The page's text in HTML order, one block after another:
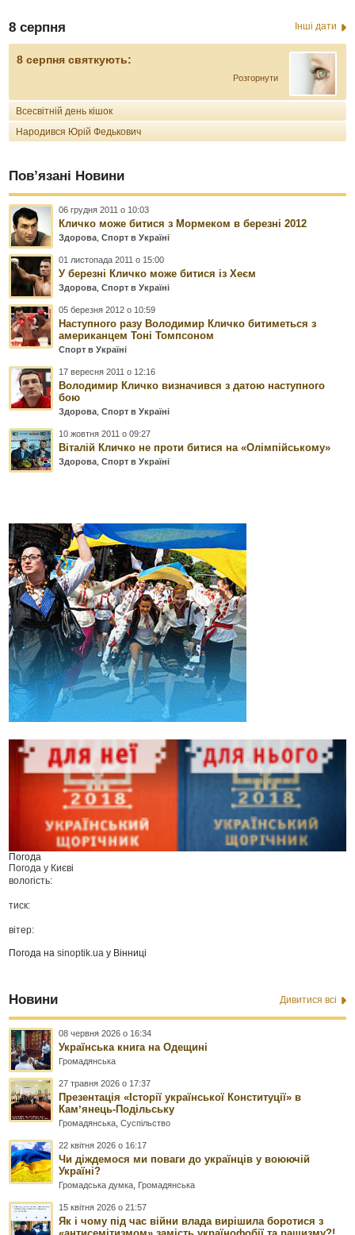
8 серпня Інші дати
8 серпня святкують:
Розгорнути
Всесвітній день кішок
Народився Юрій Федькович
Пов’язані Новини
06 грудня 2011 о 10:03
Кличко може битися з Мормеком в березні 2012
Здорова ,Спорт в Україні
01 листопада 2011 о 15:00
У березні Кличко може битися із Хеєм
Здорова ,Спорт в Україні
05 березня 2012 о 10:59
Наступного разу Володимир Кличко битиметься з
американцем Тоні Томпсоном
Спорт в Україні
17 вересня 2011 о 12:16
Володимир Кличко визначився з датою наступного
бою
Здорова ,Спорт в Україні
10 жовтня 2011 о 09:27
Віталій Кличко не проти битися на «Олімпійському»
Здорова ,Спорт в Україні
Погода
Погода у Києві
вологість:
тиск:
вітер:
Погода наsinoptik.ua у Вінниці
Новини Дивитися всі
08 червня 2026 о 16:34
Українська книга на Одещині
Громадянська
27 травня 2026 о 17:37
Презентація «Історії української Конституції» в
Камʼянець-Подільську
Громадянська ,Суспільство
22 квітня 2026 о 16:17
Чи діждемося ми поваги до українців у воюючій
Україні?
Громадська думка Громадянська
15 квітня 2026 о 21:57
Як і чому під час війни влада вирішила боротися з